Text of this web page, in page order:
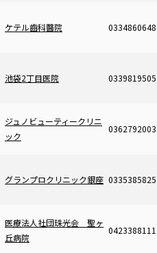
ケテル齒科醫院 0334860648
池袋2丁目医院 0339819505
ジュノビューティークリニ
ック
0362792003
グランプロクリニック銀座 0335385825
医療法人社団珠光会 聖ヶ
丘病院
0423388111